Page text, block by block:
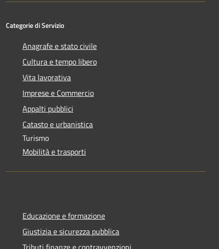
Categorie di Servizio
Anagrafe e stato civile
Cultura e tempo libero
Vita lavorativa
Imprese e Commercio
Appalti pubblici
Catasto e urbanistica
Turismo
Mobilità e trasporti
Educazione e formazione
Giustizia e sicurezza pubblica